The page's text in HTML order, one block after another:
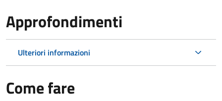
Approfondimenti
Ulteriori informazioni
Come fare